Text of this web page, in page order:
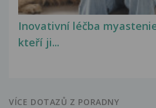
Inovativní léčba
kteří ji...
VÍCE DOTAZŮ Z PORADNY